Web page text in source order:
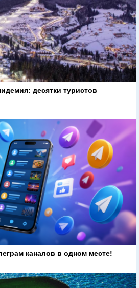
десятки туристов
каналов в одном месте!